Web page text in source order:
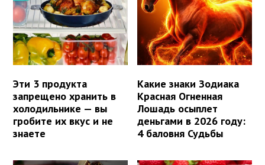
Эти 3 продукта
запрещено хранить в
холодильнике — вы
гробите их вкус и не
знаете
Какие знаки Зодиака
Красная Огненная
Лошадь осыплет
деньгами в 2026 году:
4 баловня Судьбы